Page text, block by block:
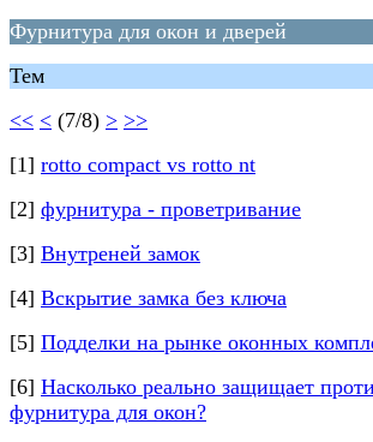
Фурнитура для окон и дверей
Тем
<< < (7/8) > >>
[1] rotto compact vs rotto nt
[2] фурнитура - проветривание
[3] Внутреней замок
[4] Вскрытие замка без ключа
[5] Подделки на рынке оконных
[6] Насколько реально защищает
фурнитура для окон?